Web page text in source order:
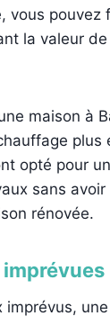
vous pouvez
la valeur
maison à
plus
opté pour
sans
rénovée.